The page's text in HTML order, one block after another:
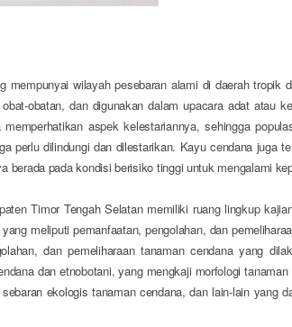
wilayah pesebaran alami di daerah tropik
obatan, dan digunakan dalam upacara adat atau
aspek kelestariannya, sehingga
perlu dilindungi dan dilestarikan. Kayu cendana juga
berada pada kondisi berisiko tinggi untuk mengalami
Timor Tengah Selatan memiliki ruang lingkup
meliputi pemanfaatan, pengolahan, dan
dan pemeliharaan tanaman cendana yang
dan etnobotani, yang mengkaji morfologi
ekologis tanaman cendana, dan lain-lain yang